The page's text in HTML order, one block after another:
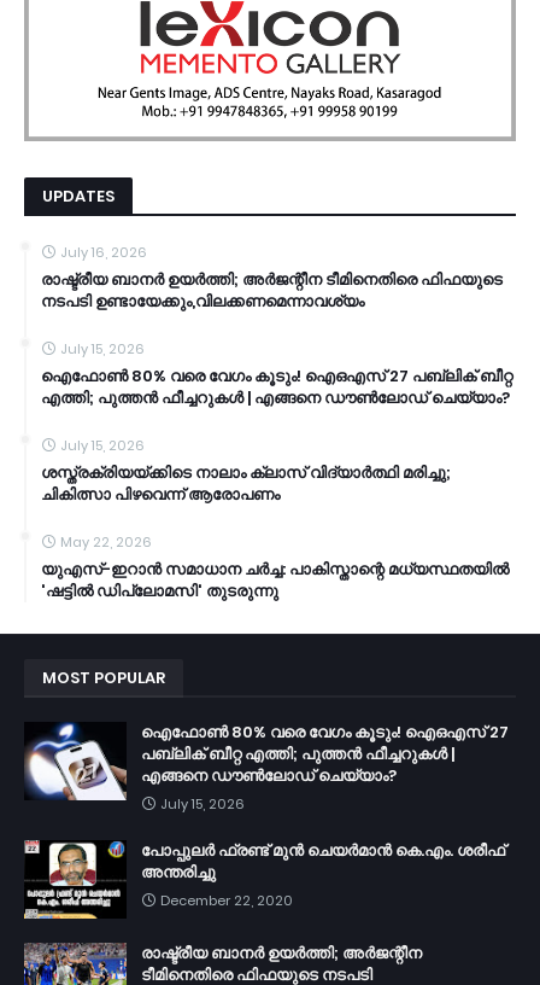
UPDATES
July 16, 2026
രാഷ്ട്രീയ ബാനർ ഉയർത്തി; അർജന്റീന ടീമിനെതിരെ ഫിഫയുടെ
നടപടി ഉണ്ടായേക്കും,വിലക്കണമെന്നാവശ്യം
July 15, 2026
ഐഫോൺ 80% വരെ വേഗം കൂടും! ഐഒഎസ് 27 പബ്ലിക് ബീറ്റ
എത്തി; പുത്തൻ ഫീച്ചറുകൾ | എങ്ങനെ ഡൗൺലോഡ് ചെയ്യാം?
July 15, 2026
ശസ്ത്രക്രിയയ്ക്കിടെ നാലാം ക്ലാസ് വിദ്യാർത്ഥി മരിച്ചു;
ചികിത്സാ പിഴവെന്ന് ആരോപണം
May 22, 2026
യുഎസ്-ഇറാൻ സമാധാന ചർച്ച: പാകിസ്താന്റെ മധ്യസ്ഥതയിൽ
'ഷട്ടിൽ ഡിപ്ലോമസി' തുടരുന്നു
MOST POPULAR
ഐഫോൺ 80% വരെ വേഗം കൂടും! ഐഒഎസ് 27
പബ്ലിക് ബീറ്റ എത്തി; പുത്തൻ ഫീച്ചറുകൾ |
എങ്ങനെ ഡൗൺലോഡ് ചെയ്യാം?
July 15, 2026
പോപ്പുലർ ഫ്രണ്ട്​ മുൻ ചെയർമാൻ കെ.എം. ശരീഫ്​
അന്തരിച്ചു
December 22, 2020
രാഷ്ട്രീയ ബാനർ ഉയർത്തി; അർജന്റീന
ടീമിനെതിരെ ഫിഫയുടെ നടപടി